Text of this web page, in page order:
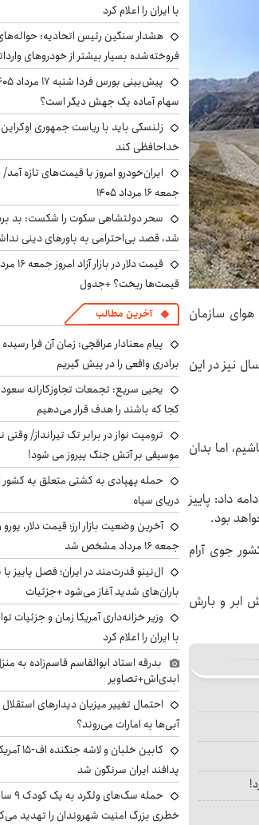
سازمان
نیز در این
اما بدان
داد: پاییز
بود.
جوی آرام
ابر و بارش
با ایران را اعلام کرد
هشدار سنگین رئیس اتحادیه:
فروخته‌شده بسیار بیشتر از خودروهای
سهام آماده یک جهش دیگر است؟
زلنسکی باید با ریاست جمهوری اوکراین
خداحافظی کند
ایران‌خودرو امروز با قیمت‌های تازه
جمعه ۱۶ مرداد ۱۴۰۵
سحر دولتشاهی سکوت را شکست: بد
شد، قصد بی‌احترامی به باورهای دینی
قیمت‌ها ریخت؟ +جدول
آخرین مطالب
پیام معنادار عراقچی: زمان آن فرا
برادری واقعی را در پیش گیریم
یحیی سریع: تجمعات تجاوزکارانه
کجا که باشند را هدف قرار می‌دهیم
ترومپت نواز در برابر تک تیرانداز/ وقتی
موسیقی بر آتش جنگ پیروز می شود!
حمله پهپادی به کشتی متعلق به کشور
دریای سیاه
آخرین وضعیت بازار ارز؛ قیمت دلار، یورو
جمعه ۱۶ مرداد مشخص شد
ال‌نینو قدرت‌مند در ایران؛ فصل پاییز
باران‌های شدید آغاز می‌شود +جزئیات
وزیر خزانه‌داری آمریکا زمان و جزئیات
با ایران را اعلام کرد
بدرقه استاد ابوالقاسم قاسم‌زاده به
ابدی‌اش+تصاویر
احتمال تغییر میزبان دیدارهای استقلال
آبی‌ها به امارات می‌روند؟
کابین خلبان و
پدافند ایران سرنگون شد
حمله سگ‌های
خطری بزرگ امنیت شهروندان را تهدید